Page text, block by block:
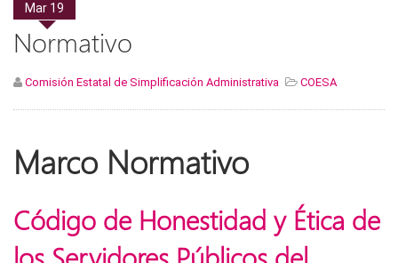
Mar 19
Normativo
Comisión Estatal de Simplificación Administrativa COESA
Marco Normativo
Código de Honestidad y Ética de